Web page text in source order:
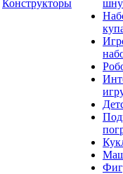
Конструкторы